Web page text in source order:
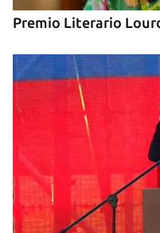
Premio Literario